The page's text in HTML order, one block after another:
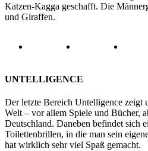
Katzen-Kagga geschafft. Die
und Giraffen.
UNTELLIGENCE
Der letzte Bereich Untelligence zeigt
Welt – vor allem Spiele und Bücher,
Deutschland. Daneben befindet sich
Toilettenbrillen, in die man sein
hat wirklich sehr viel Spaß gemacht.